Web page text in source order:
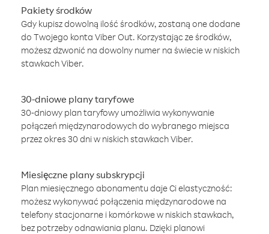
Pakiety środków
Gdy kupisz dowolną ilość środków, zostaną one dodane
do Twojego konta Viber Out. Korzystając ze środków,
możesz dzwonić na dowolny numer na świecie w niskich
stawkach Viber.
30-dniowe plany taryfowe
30-dniowy plan taryfowy umożliwia wykonywanie
połączeń międzynarodowych do wybranego miejsca
przez okres 30 dni w niskich stawkach Viber.
Miesięczne plany subskrypcji
Plan miesięcznego abonamentu daje Ci elastyczność:
możesz wykonywać połączenia międzynarodowe na
telefony stacjonarne i komórkowe w niskich stawkach,
bez potrzeby odnawiania planu. Dzięki planowi